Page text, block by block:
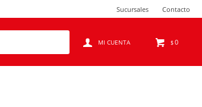
$0
Sucursales Contacto